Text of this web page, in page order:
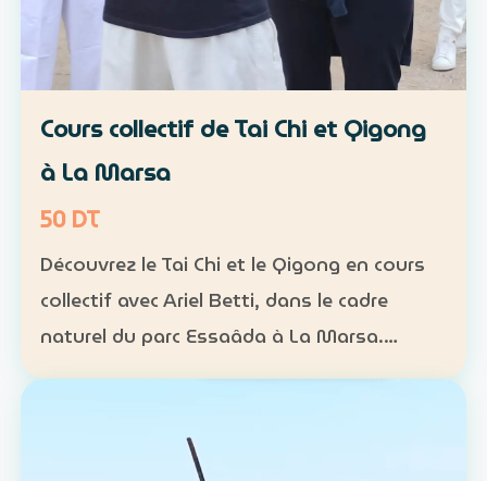
Cours collectif de Tai Chi et Qigong
à La Marsa
50 DT
Découvrez le Tai Chi et le Qigong en cours
collectif avec Ariel Betti, dans le cadre
naturel du parc Essaâda à La Marsa.
Format : cours collectif Rythme : une
séances sur un mois Ta…